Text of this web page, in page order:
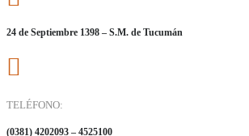
24 de Septiembre 1398 – S.M. de Tucumán
TELÉFONO:
(0381) 4202093 – 4525100